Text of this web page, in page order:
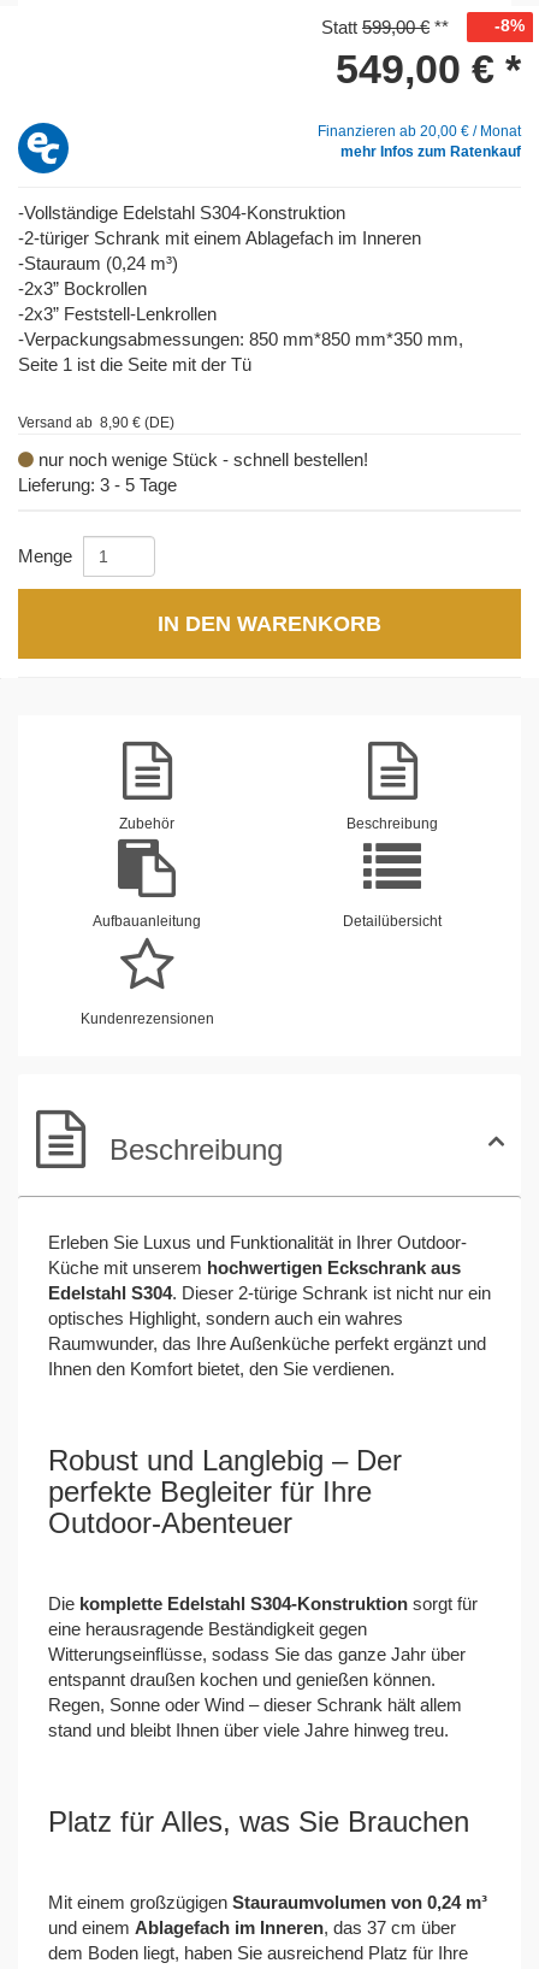
Statt 599,00 € ** -8%
549,00 € *
Finanzieren ab 20,00 € / Monat
mehr Infos zum Ratenkauf
-Vollständige Edelstahl S304-Konstruktion
-2-türiger Schrank mit einem Ablagefach im Inneren
-Stauraum (0,24 m³)
-2x3” Bockrollen
-2x3” Feststell-Lenkrollen
-Verpackungsabmessungen: 850 mm*850 mm*350 mm,
Seite 1 ist die Seite mit der Tü
Versand ab 8,90 € (DE)
nur noch wenige Stück - schnell bestellen!
Lieferung: 3 - 5 Tage
Menge
IN DEN WARENKORB
Zubehör Beschreibung
Aufbauanleitung Detailübersicht
Kundenrezensionen
Beschreibung
Erleben Sie Luxus und Funktionalität in Ihrer Outdoor-
Küche mit unserem hochwertigen Eckschrank aus
Edelstahl S304. Dieser 2-türige Schrank ist nicht nur ein
optisches Highlight, sondern auch ein wahres
Raumwunder, das Ihre Außenküche perfekt ergänzt und
Ihnen den Komfort bietet, den Sie verdienen.
Robust und Langlebig – Der
perfekte Begleiter für Ihre
Outdoor-Abenteuer
Die komplette Edelstahl S304-Konstruktion sorgt für
eine herausragende Beständigkeit gegen
Witterungseinflüsse, sodass Sie das ganze Jahr über
entspannt draußen kochen und genießen können.
Regen, Sonne oder Wind – dieser Schrank hält allem
stand und bleibt Ihnen über viele Jahre hinweg treu.
Platz für Alles, was Sie Brauchen
Mit einem großzügigen Stauraumvolumen von 0,24 m³
und einem Ablagefach im Inneren, das 37 cm über
dem Boden liegt, haben Sie ausreichend Platz für Ihre